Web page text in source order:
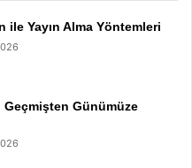
ile Yayın Alma Yöntemleri
Günümüze